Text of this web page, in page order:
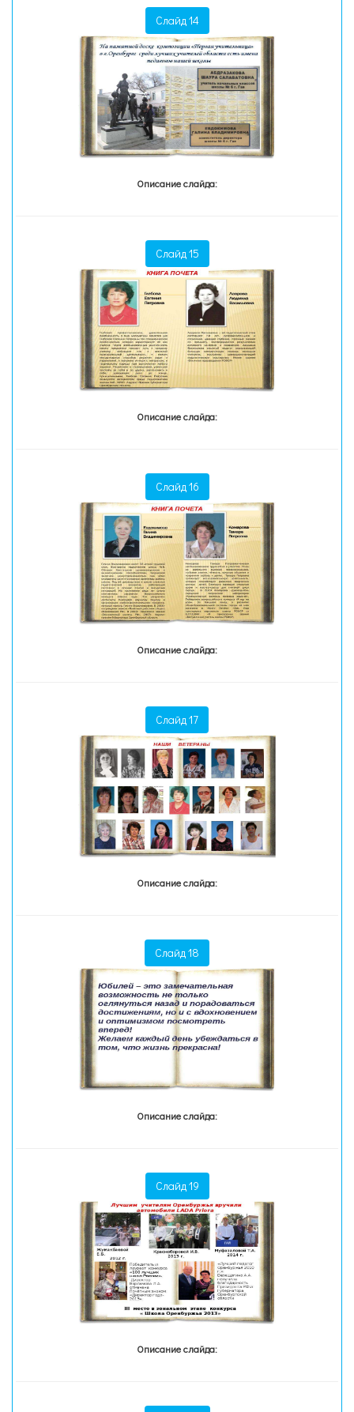
Слайд 14
Описание слайда:
Слайд 15
Описание слайда:
Слайд 16
Описание слайда:
Слайд 17
Описание слайда:
Слайд 18
Описание слайда:
Слайд 19
Описание слайда: